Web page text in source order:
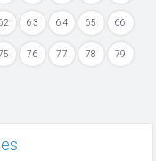
63 64 65 66
76 77 78 79